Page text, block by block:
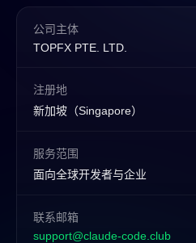
公司主体
TOPFX PTE. LTD.
注册地
新加坡（Singapore）
服务范围
面向全球开发者与企业
联系邮箱
support@claude-code.club